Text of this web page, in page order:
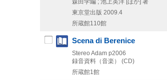
森田学編 ; 池上英洋 [ほか] 著
東京堂出版 2009.4
所蔵館110館
Scena di Berenice
Stereo Adam p2006
録音資料（音楽） (CD)
所蔵館1館